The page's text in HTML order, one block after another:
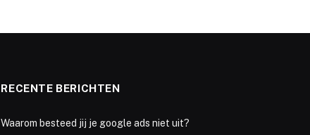
RECENTE BERICHTEN
Waarom besteed jij je google ads niet uit?